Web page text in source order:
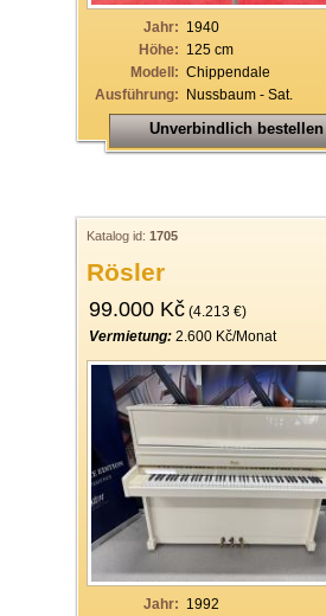
Jahr: 1940
Höhe: 125 cm
Modell: Chippendale
Ausführung: Nussbaum - Sat.
Unverbindlich bestellen
Katalog id: 1705
Rösler
99.000 Kč (4.213 €)
Vermietung: 2.600 Kč/Monat
Jahr: 1992